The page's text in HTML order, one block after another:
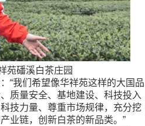
苑磻溪白茶庄园
“我们希望像华祥苑这样的大国品
质量安全、基地建设、科技投入
技力量、尊重市场规律，充分挖
业链，创新白茶的新品类。”